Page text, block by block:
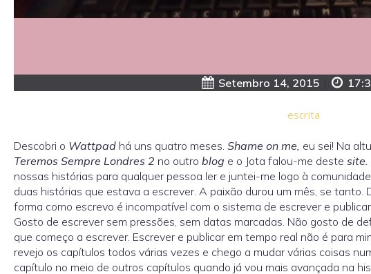
Setembro 14, 2015
escrita
Descobri o Wattpad há uns quatro meses. Shame on me, eu sei! Na
Teremos Sempre Londres 2 no outro blog e o Jota falou-me deste site.
nossas histórias para qualquer pessoa ler e juntei-me logo à
duas histórias que estava a escrever. A paixão durou um mês, se
forma como escrevo é incompatível com o sistema de escrever e
Gosto de escrever sem pressões, sem datas marcadas. Não gosto de
que começo a escrever. Escrever e publicar em tempo real não é para
revejo os capítulos todos várias vezes e chego a mudar várias coisas
capítulo no meio de outros capítulos quando já vou mais avançada na